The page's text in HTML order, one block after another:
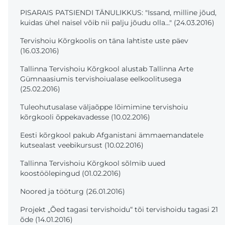
PISARAIS PATSIENDI TÄNULIKKUS: "Issand, milline jõud,
kuidas ühel naisel võib nii palju jõudu olla..." (24.03.2016)
Tervishoiu Kõrgkoolis on täna lahtiste uste päev
(16.03.2016)
Tallinna Tervishoiu Kõrgkool alustab Tallinna Arte
Gümnaasiumis tervishoiualase eelkoolitusega
(25.02.2016)
Tuleohutusalase väljaõppe lõimimine tervishoiu
kõrgkooli õppekavadesse (10.02.2016)
Eesti kõrgkool pakub Afganistani ämmaemandatele
kutsealast veebikursust (10.02.2016)
Tallinna Tervishoiu Kõrgkool sõlmib uued
koostöölepingud (01.02.2016)
Noored ja tööturg (26.01.2016)
Projekt „Õed tagasi tervishoidu“ tõi tervishoidu tagasi 21
õde (14.01.2016)